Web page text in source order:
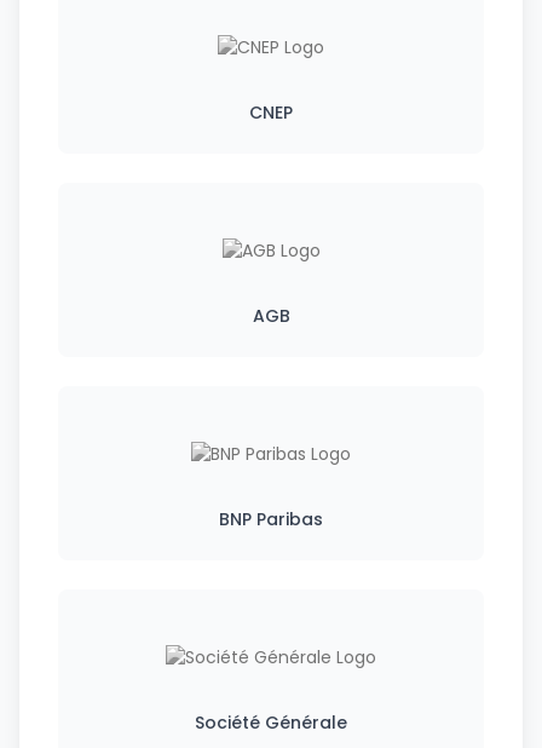
CNEP
AGB
BNP Paribas
Société Générale